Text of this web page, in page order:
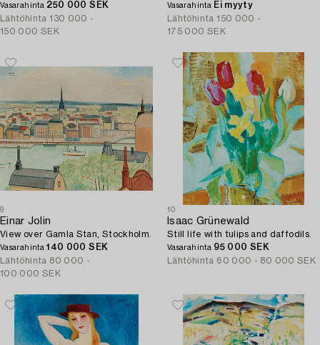
Vasarahinta 250 000 SEK
Lähtöhinta 130 000 -
150 000 SEK
Vasarahinta Ei myyty
Lähtöhinta 150 000 -
175 000 SEK
9
Einar Jolin
View over Gamla Stan, Stockholm.
Vasarahinta140 000 SEK
Lähtöhinta 80 000 -
100 000 SEK
10
Isaac Grünewald
Still life with tulips and daffodils.
Vasarahinta 95 000 SEK
Lähtöhinta 60 000 - 80 000 SEK